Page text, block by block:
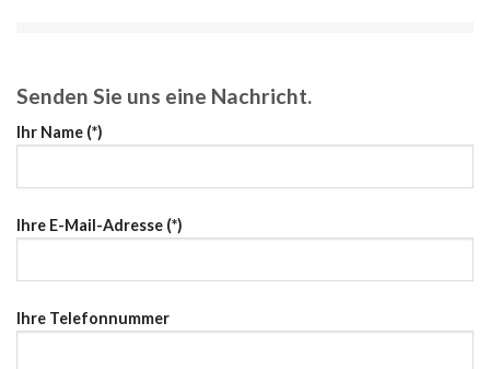
Senden Sie uns eine Nachricht.
Ihr Name (*)
Ihre E-Mail-Adresse (*)
Ihre Telefonnummer